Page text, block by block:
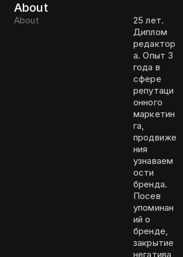
About
About
25 лет.
Диплом
редактор
а. Опыт 3
года в
сфере
репутаци
онного
маркетин
га,
продвиже
ния
узнаваем
ости
бренда.
Посев
упоминан
ий о
бренде,
закрытие
негатива,